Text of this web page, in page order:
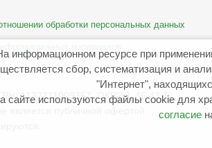
обработки персональных данных
1132311009357 ОКВЭД: 46.43.1
информационном ресурсе при
сбор, систематизация и
"Интернет",
сайте используются файлы cookie для
согласие